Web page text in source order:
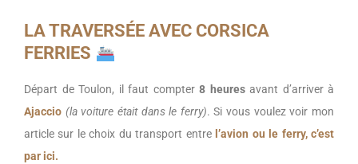
LA TRAVERSÉE AVEC CORSICA
FERRIES
Départ de Toulon, il faut compter 8 heuresavant d’arriver à
Ajaccio (la voiture était dans le ferry). Si vous voulez voir mon
article sur le choix du transport entre l’avion ou le ferry, c’est
par ici.